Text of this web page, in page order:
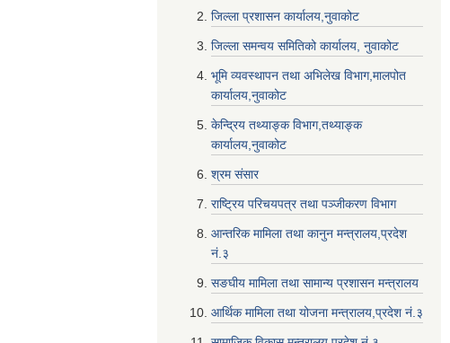
जिल्ला प्रशासन कार्यालय,नुवाकोट
जिल्ला समन्वय समितिको कार्यालय, नुवाकोट
भूमि व्यवस्थापन तथा अभिलेख विभाग,मालपोत
कार्यालय,नुवाकोट
केन्द्रिय तथ्याङ्क विभाग,तथ्याङ्क
कार्यालय,नुवाकोट
श्रम संसार
राष्ट्रिय परिचयपत्र तथा पञ्जीकरण विभाग
आन्तरिक मामिला तथा कानुन मन्त्रालय,प्रदेश
नं‌‍‌‍.३
सङघीय मामिला तथा सामान्य प्रशासन मन्त्रालय
आर्थिक मामिला तथा योजना मन्त्रालय,प्रदेश नं‌‍‌‍.३